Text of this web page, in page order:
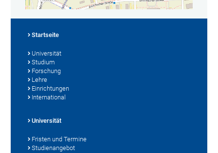
Startseite
Universität
Studium
Forschung
Lehre
Einrichtungen
International
Universität
Fristen und Termine
Studienangebot